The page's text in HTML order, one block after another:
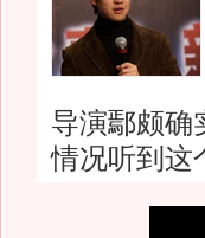
导演鄢颇确
情况听到